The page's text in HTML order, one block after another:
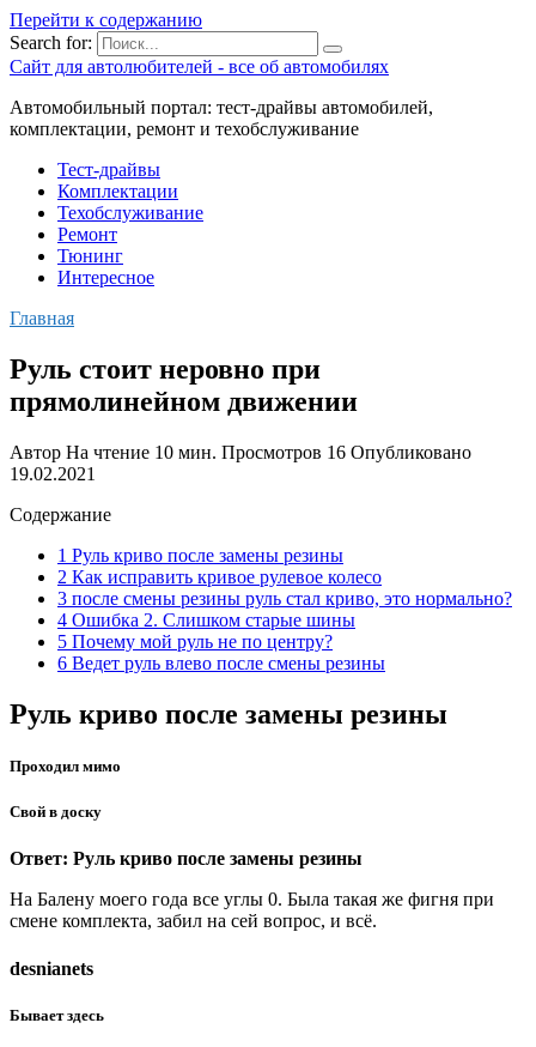
Перейти к содержанию
Search for:
Сайт для автолюбителей - все об автомобилях
Автомобильный портал: тест-драйвы автомобилей,
комплектации, ремонт и техобслуживание
Тест-драйвы
Комплектации
Техобслуживание
Ремонт
Тюнинг
Интересное
Главная
Руль стоит неровно при
прямолинейном движении
Автор На чтение 10 мин. Просмотров 16 Опубликовано
19.02.2021
Содержание
1 Руль криво после замены резины
2 Как исправить кривое рулевое колесо
3 после смены резины руль стал криво, это нормально?
4 Ошибка 2. Слишком старые шины
5 Почему мой руль не по центру?
6 Ведет руль влево после смены резины
Руль криво после замены резины
Проходил мимо
Свой в доску
Ответ: Руль криво после замены резины
На Балену моего года все углы 0. Была такая же фигня при
смене комплекта, забил на сей вопрос, и всё.
desnianets
Бывает здесь